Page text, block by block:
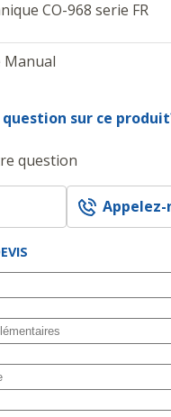
CO-968 serie FR
Manual
sur ce
question
Appelez-